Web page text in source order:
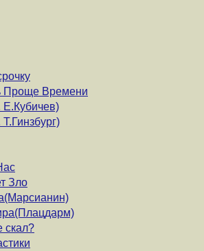
Проще Времени
Е.Кубичев)
Зло
скал?